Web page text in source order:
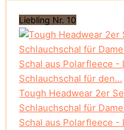
Liebling Nr. 10
Tough Headwear 2er
Schlauchschal für
Schal aus Polarfleece -